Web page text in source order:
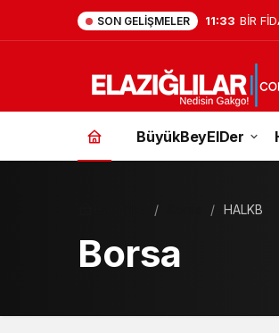
SON GELIŞMELER 11:33 BİR
BüyükBeyElDer
HALKB
Borsa